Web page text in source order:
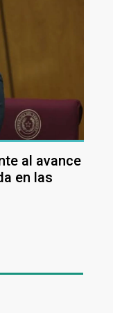
al avance
en las